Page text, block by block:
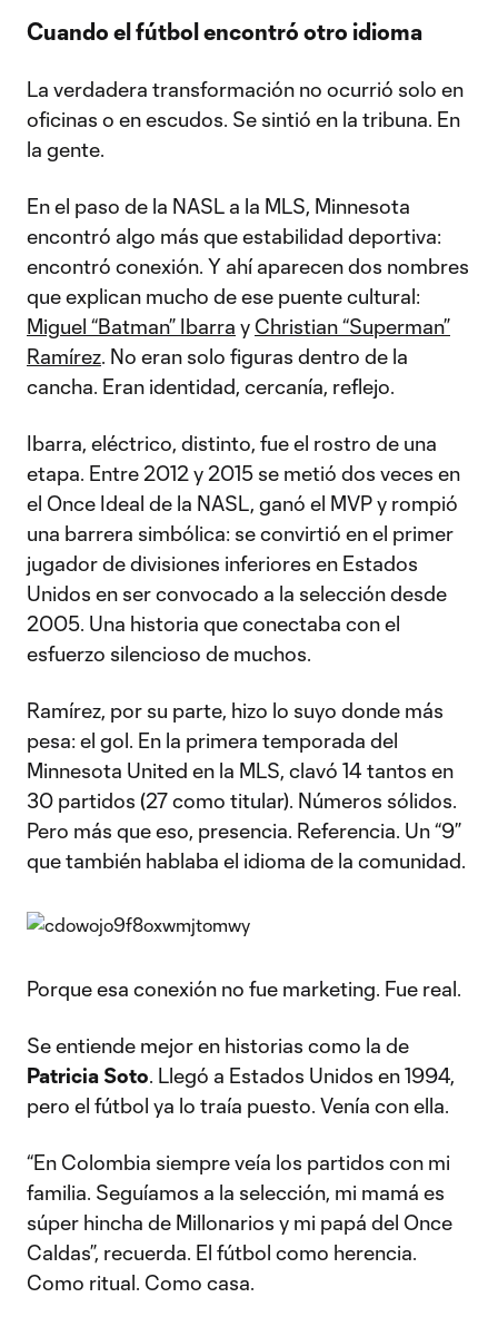
Cuando el fútbol encontró otro idioma
La verdadera transformación no ocurrió solo en
oficinas o en escudos. Se sintió en la tribuna. En
la gente.
En el paso de la NASL a la MLS, Minnesota
encontró algo más que estabilidad deportiva:
encontró conexión. Y ahí aparecen dos nombres
que explican mucho de ese puente cultural:
Miguel “Batman” Ibarra y Christian “Superman”
Ramírez. No eran solo figuras dentro de la
cancha. Eran identidad, cercanía, reflejo.
Ibarra, eléctrico, distinto, fue el rostro de una
etapa. Entre 2012 y 2015 se metió dos veces en
el Once Ideal de la NASL, ganó el MVP y rompió
una barrera simbólica: se convirtió en el primer
jugador de divisiones inferiores en Estados
Unidos en ser convocado a la selección desde
2005. Una historia que conectaba con el
esfuerzo silencioso de muchos.
Ramírez, por su parte, hizo lo suyo donde más
pesa: el gol. En la primera temporada del
Minnesota United en la MLS, clavó 14 tantos en
30 partidos (27 como titular). Números sólidos.
Pero más que eso, presencia. Referencia. Un “9”
que también hablaba el idioma de la comunidad.
Porque esa conexión no fue marketing. Fue real.
Se entiende mejor en historias como la de
Patricia Soto. Llegó a Estados Unidos en 1994,
pero el fútbol ya lo traía puesto. Venía con ella.
“En Colombia siempre veía los partidos con mi
familia. Seguíamos a la selección, mi mamá es
súper hincha de Millonarios y mi papá del Once
Caldas”, recuerda. El fútbol como herencia.
Como ritual. Como casa.